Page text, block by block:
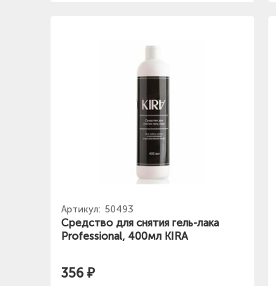
Артикул: 50493
Средство для снятия гель-лака
Professional, 400мл KIRA
356 ₽